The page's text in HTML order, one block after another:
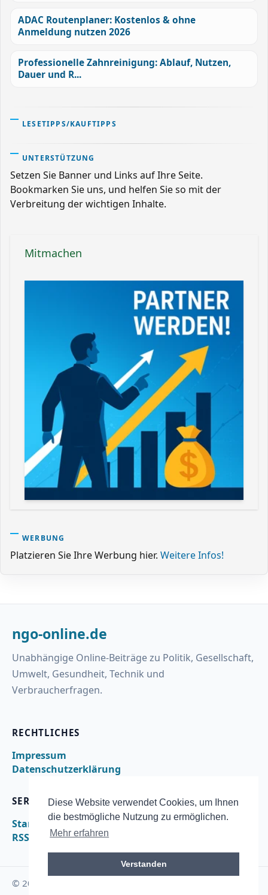
Diese Website verwendet Cookies, um Ihnen
die bestmögliche Nutzung zu ermöglichen.
Mehr erfahren
Verstanden
ADAC Routenplaner: Kostenlos & ohne
Anmeldung nutzen 2026
Professionelle Zahnreinigung: Ablauf, Nutzen,
Dauer und R...
LESETIPPS/KAUFTIPPS
UNTERSTÜTZUNG
Setzen Sie Banner und Links auf Ihre Seite.
Bookmarken Sie uns, und helfen Sie so mit der
Verbreitung der wichtigen Inhalte.
Mitmachen
WERBUNG
Platzieren Sie Ihre Werbung hier. Weitere Infos!
ngo-online.de
Unabhängige Online-Beiträge zu Politik, Gesellschaft,
Umwelt, Gesundheit, Technik und
Verbraucherfragen.
RECHTLICHES
Impressum
Datenschutzerklärung
SERVICE
Startseite
RSS
© 2026 ngo-online.de